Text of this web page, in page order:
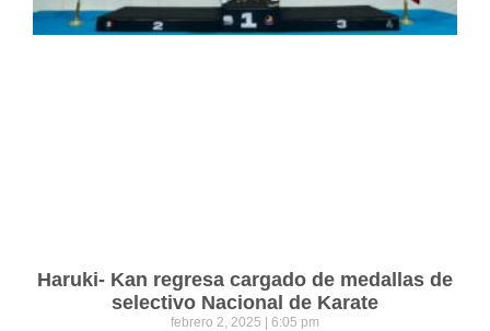
Haruki- Kan regresa cargado de medallas de
selectivo Nacional de Karate
febrero 2, 2025 6:05 pm